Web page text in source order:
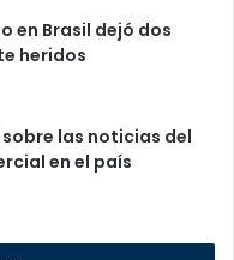
en Brasil dejó dos
heridos
las noticias del
en el país